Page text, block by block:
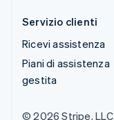
Servizio clienti
Ricevi assistenza
Piani di assistenza
gestita
© 2026 Stripe, LLC